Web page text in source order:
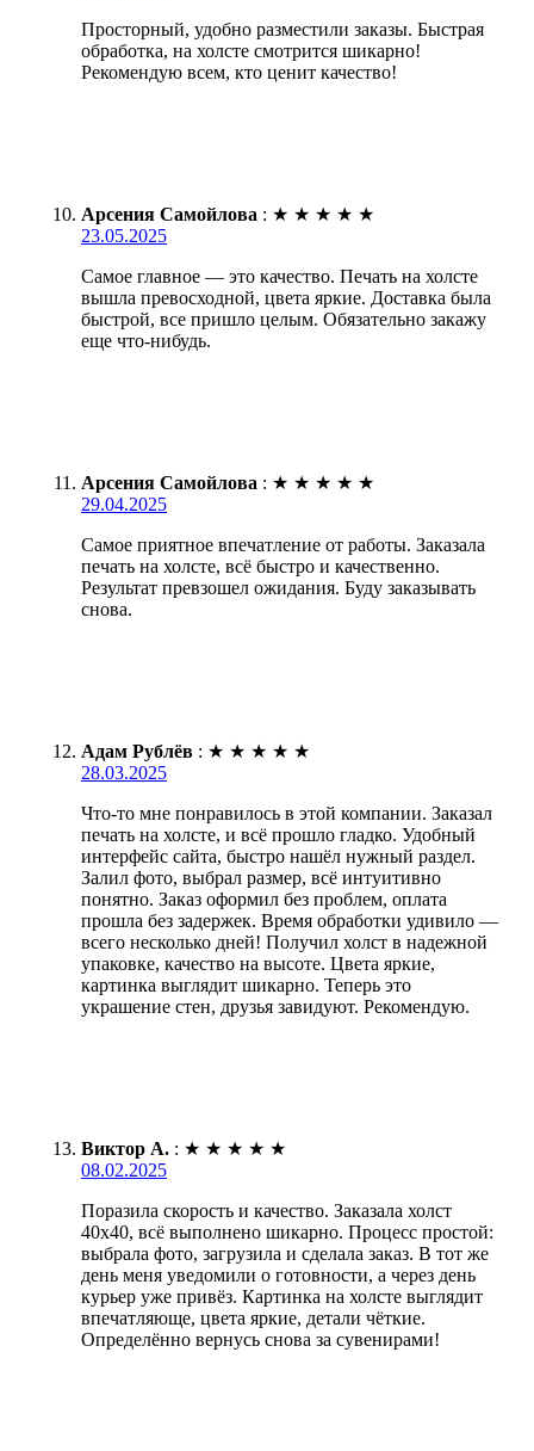
Просторный, удобно разместили заказы. Быстрая
обработка, на холсте смотрится шикарно!
Рекомендую всем, кто ценит качество!
Арсения Самойлова : ★ ★ ★ ★ ★
23.05.2025
Самое главное — это качество. Печать на холсте
вышла превосходной, цвета яркие. Доставка была
быстрой, все пришло целым. Обязательно закажу
еще что-нибудь.
Арсения Самойлова : ★ ★ ★ ★ ★
29.04.2025
Самое приятное впечатление от работы. Заказала
печать на холсте, всё быстро и качественно.
Результат превзошел ожидания. Буду заказывать
снова.
Адам Рублёв : ★ ★ ★ ★ ★
28.03.2025
Что-то мне понравилось в этой компании. Заказал
печать на холсте, и всё прошло гладко. Удобный
интерфейс сайта, быстро нашёл нужный раздел.
Залил фото, выбрал размер, всё интуитивно
понятно. Заказ оформил без проблем, оплата
прошла без задержек. Время обработки удивило —
всего несколько дней! Получил холст в надежной
упаковке, качество на высоте. Цвета яркие,
картинка выглядит шикарно. Теперь это
украшение стен, друзья завидуют. Рекомендую.
Виктор А. : ★ ★ ★ ★ ★
08.02.2025
Поразила скорость и качество. Заказала холст
40х40, всё выполнено шикарно. Процесс простой:
выбрала фото, загрузила и сделала заказ. В тот же
день меня уведомили о готовности, а через день
курьер уже привёз. Картинка на холсте выглядит
впечатляюще, цвета яркие, детали чёткие.
Определённо вернусь снова за сувенирами!